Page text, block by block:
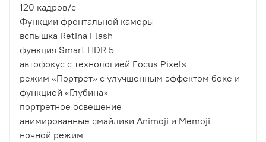
120 кадров/с
Функции фронтальной камеры
вспышка Retina Flash
функция Smart HDR 5
автофокус с технологией Focus Pixels
режим «Портрет» с улучшенным эффектом боке и
функцией «Глубина»
портретное освещение
анимированные смайлики Animoji и Memoji
ночной режим